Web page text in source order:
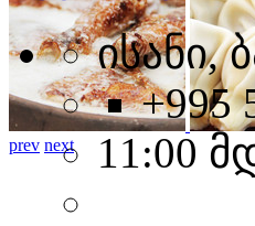
prev next
ისანი,
+995
11:00